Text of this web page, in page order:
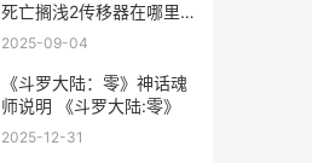
死亡搁浅2传移器在哪里
建
2025-09-04
《斗罗大陆：零》神话魂
师说明 《斗罗大陆:零》
2025-12-31